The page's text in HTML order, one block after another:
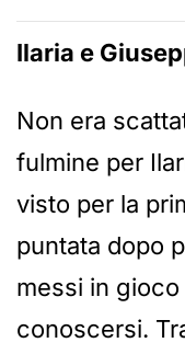
Ilaria e
Non era
fulmine per
visto per la
puntata dopo
messi in
conoscersi.